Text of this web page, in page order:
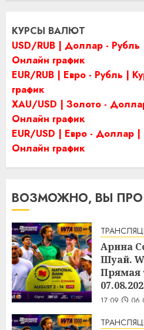
КУРСЫ ВАЛЮТ
USD/RUB | Доллар - Рубль
Онлайн график
EUR/RUB | Евро - Рубль |
график
XAU/USD | Золото -
Онлайн график
EUR/USD | Евро - Доллар |
Онлайн график
ВОЗМОЖНО, ВЫ
Арина
Шуай.
Прямая
17:09